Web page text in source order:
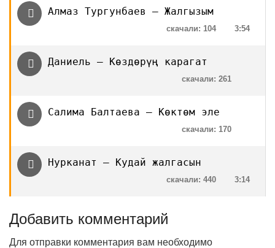
Алмаз Тургунбаев — Жалгызым
3:54
скачали: 104
Даниель — Көздөрүң карагат
скачали: 261
Салима Балтаева — Көктөм эле
скачали: 170
Нурканат — Кудай жалгасын
3:14
скачали: 440
Добавить комментарий
Для отправки комментария вам необходимо